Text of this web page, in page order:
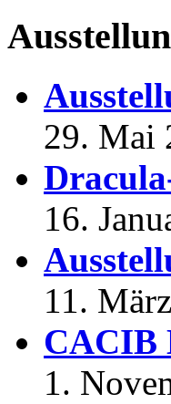
29. Mai
16.
11.
CACIB
1.